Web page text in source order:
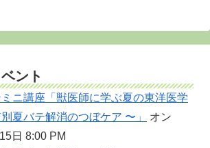
ント
ニ講座「獣医師に学ぶ夏の東洋医学
夏バテ解消のつぼケア 〜」
オン
日 8:00 PM